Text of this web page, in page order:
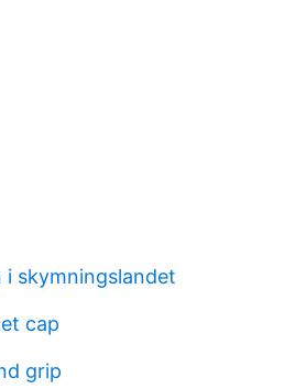
i skymningslandet
cap
grip